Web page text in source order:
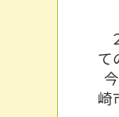
て
崎